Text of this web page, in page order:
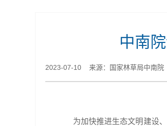
中南
2023-07-10 来源：国家林草局中南院
为加快推进生态文明建设